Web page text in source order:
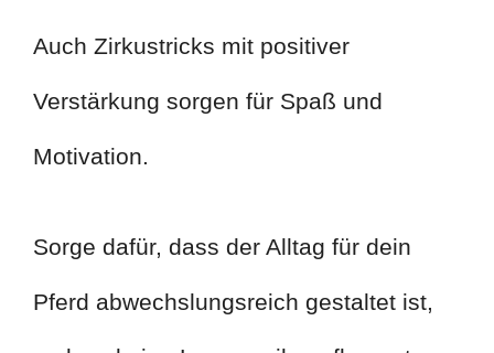
Auch Zirkustricks mit positiver
Verstärkung sorgen für Spaß und
Motivation.
Sorge dafür, dass der Alltag für dein
Pferd abwechslungsreich gestaltet ist,